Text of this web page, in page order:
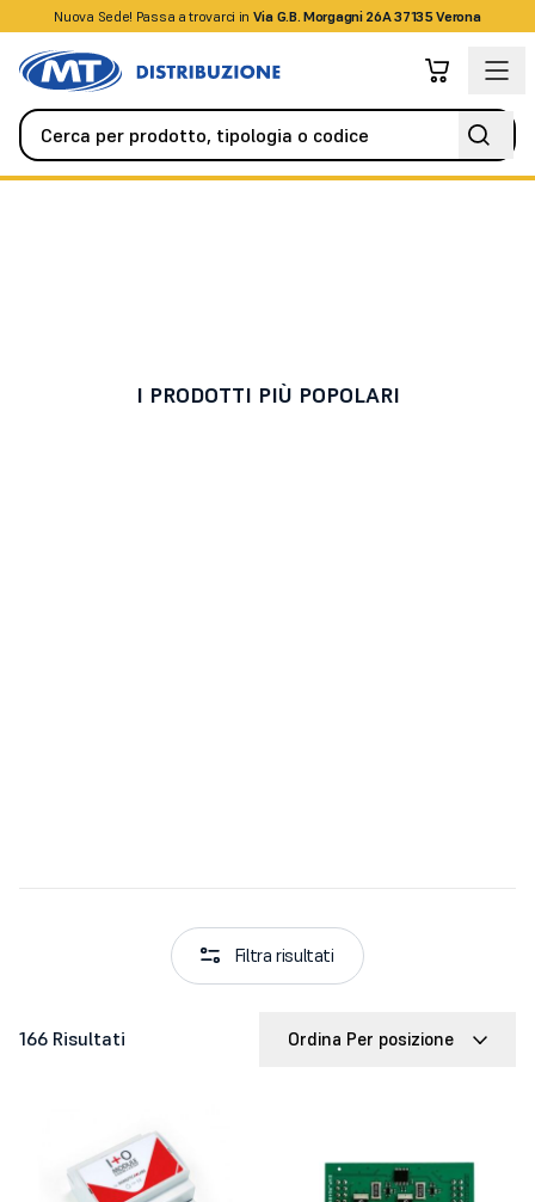
Nuova Sede! Passa a trovarci in Via G.B. Morgagni 26A 37135 Verona
+39045509826
I PRODOTTI PIÙ POPOLARI
Filtra risultati
166 Risultati Ordina Per posizione